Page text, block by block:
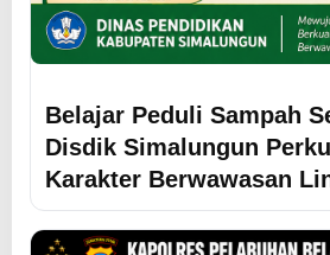
Belajar Peduli Sampah
Disdik Simalungun
Karakter Berwawasan